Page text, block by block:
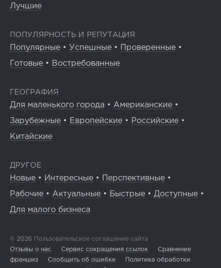
Лучшие
ПОПУЛЯРНОСТЬ И РЕПУТАЦИЯ
Популярные • Успешные • Проверенные •
Готовые • Востребованные
ГЕОГРАФИЯ
Для маленького города • Американские •
Зарубежные • Европейские • Российские •
Китайские
ДРУГОЕ
Новые • Интересные • Перспективные •
Рабочие • Актуальные • Быстрые • Доступные •
Для малого бизнеса
© 2026 Пользовательское соглашение сайта
Отзывы о нас
Сервис сокращения ссылок
Сравнение
франшиз
Сообщить об ошибке
Политика обработки